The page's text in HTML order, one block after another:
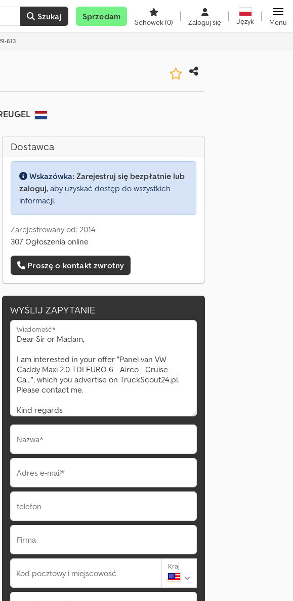
Szukaj Sprzedam
Schowek(0) Zaloguj się Język Menu
613
Dostawca
Wskazówka: Zarejestruj się bezpłatnie lub
zaloguj, aby uzyskać dostęp do wszystkich
informacji.
Zarejestrowany od: 2014
307 Ogłoszenia online
Proszę o kontakt zwrotny
WYŚLIJ ZAPYTANIE
Wiadomość*
Nazwa*
Adres e-mail*
telefon
Firma
Kod pocztowy i miejscowość
Kraj